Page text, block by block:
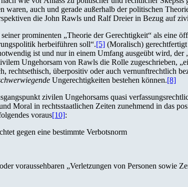
waren, auch und gerade außerhalb der politischen
die John Rawls und Ralf Dreier in Bezug auf
prominenten „Theorie der Gerechtigkeit“ als eine
herbeiführen soll“.[5] (Moralisch)
ist und nur in einem Umfang ausgeübt wird, der
Ungehorsam von Rawls die Rolle zugeschrieben,
rechtsethisch, überpositiv oder auch vernunftrechtlich
Ungerechtigkeiten bestehen können.[8]
zivilen Ungehorsams quasi
Moral in rechtsstaatlichen Zeiten zunehmend in das
voraus[10]:
gegen eine bestimmte Verbotsnorm
voraussehbaren „Verletzungen von Personen sowie